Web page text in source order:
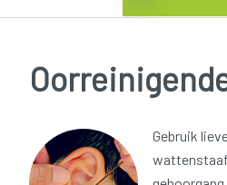
Gebruik